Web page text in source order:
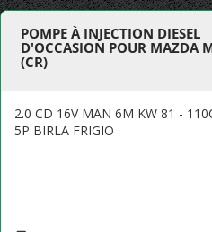
POMPE À INJECTION DIESEL
D'OCCASION POUR MAZDA
(CR)
2.0 CD 16V MAN 6M KW 81 -
5P BIRLA FRIGIO